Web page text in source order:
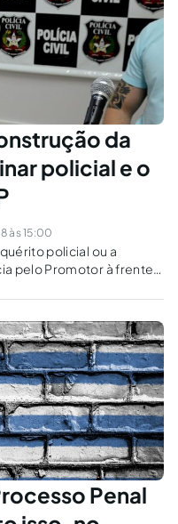
da
policial e o
às 15:00
policial ou a
pelo Promotor à frente
ainda mais ruído no fluxo
Ministério Público.
Penal